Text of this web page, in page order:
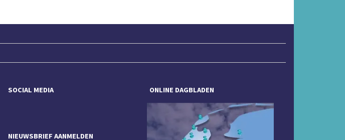
SOCIAL MEDIA
NIEUWSBRIEF AANMELDEN
ONLINE DAGBLADEN